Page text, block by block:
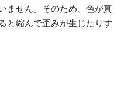
ません。そのため、色が真
と縮んで歪みが生じたりす